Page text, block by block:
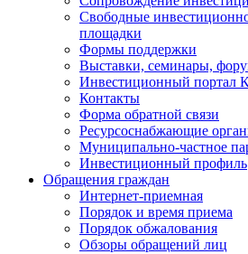
Свободные
площадки
Формы поддержки
Выставки, семинары,
Инвестиционный портал
Контакты
Форма обратной связи
Ресурсоснабжающие
Муниципально-частное
Инвестиционный профиль
Обращения граждан
Интернет-приемная
Порядок и время приема
Порядок обжалования
Обзоры обращений лиц